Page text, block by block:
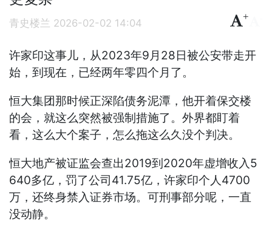
青史楼兰 2026-02-02 14:04
+
许家印这事儿，从2023年9月28日被公安带走开
始，到现在，已经两年零四个月了。
恒大集团那时候正深陷债务泥潭，他开着保交楼
的会，就这么突然被强制措施了。外界都盯着
看，这么大个案子，怎么拖这么久没个判决。
恒大地产被证监会查出2019到2020年虚增收入5
640多亿，罚了公司41.75亿，许家印个人4700
万，还终身禁入证券市场。可刑事部分呢，一直
没动静。